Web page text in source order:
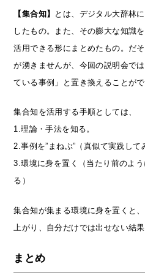
【集合知】
とは、デジタル大辞林
したもの。また、その膨大な知識
活用できる形にまとめたもの。だ
が湧きませんが、今回の説明会で
ている事例」と置き換えることがで
集合知を活用する手順としては、
1.理論・手法を知る。
2.事例を”まねぶ”（真似て実践して
3.環境に身を置く（当たり前のよ
る）
集合知が集まる環境に身を置くと
上がり、自分だけでは出せない結
まとめ